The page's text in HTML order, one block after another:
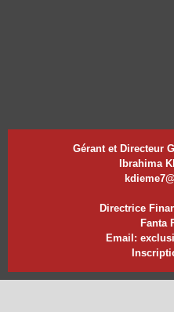
Gérant et Directeur
Ibrahima
Directrice
Fanta
Email: